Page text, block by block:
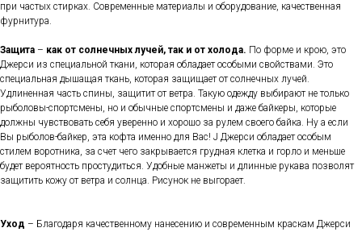
при частых стирках. Современные материалы и оборудование, качественная
фурнитура.
Защита – как от солнечных лучей, так и от холода. По форме и крою, это
Джерси из специальной ткани, которая обладает особыми свойствами. Это
специальная дышащая ткань, которая защищает от солнечных лучей.
Удлиненная часть спины, защитит от ветра. Такую одежду выбирают не только
рыболовы-спортсмены, но и обычные спортсмены и даже байкеры, которые
должны чувствовать себя уверенно и хорошо за рулем своего байка. Ну а если
Вы рыболов-байкер, эта кофта именно для Вас! J Джерси обладает особым
стилем воротника, за счет чего закрывается грудная клетка и горло и меньше
будет вероятность простудиться. Удобные манжеты и длинные рукава позволят
защитить кожу от ветра и солнца. Рисунок не выгорает.
Уход – Благодаря качественному нанесению и современным краскам Джерси